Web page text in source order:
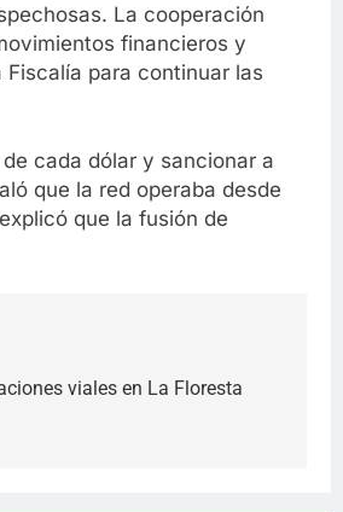
La cooperación
financieros y
para continuar las
cada dólar y sancionar a
que la red operaba desde
que la fusión de
viales en La Floresta